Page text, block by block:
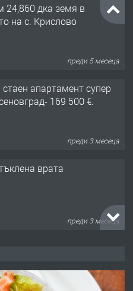
24,860 дка земя в
на с. Крислово
преди 5 месеца
апартамент супер
169 500 €.
преди 3 месеца
врата
преди 3 месеца